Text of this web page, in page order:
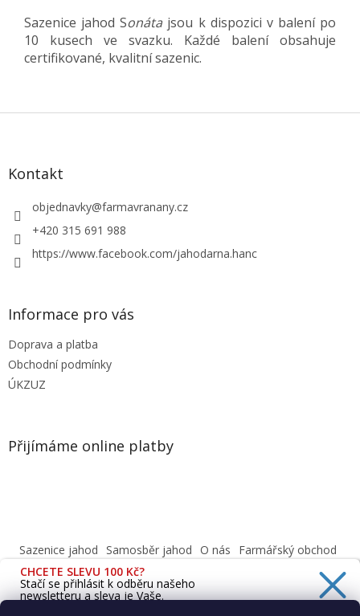
Sazenice jahod Sonáta jsou k dispozici v balení po
10 kusech ve svazku. Každé balení obsahuje
certifikované, kvalitní sazenic.
Z
Kontakt
objednavky@farmavranany.cz
+420 315 691 988
https://www.facebook.com/jahodarna.hanc
Informace pro vás
Doprava a platba
Obchodní podmínky
ÚKZUZ
Přijímáme online platby
Sazenice jahod Samosběr jahod O nás
Farmářský obchod
Obchodní podmínky
Informace o ochraně osobních údajů dle GDPR
Cafenavysluni.cz - Objednat a vyzvednout
CHCETE SLEVU 100 Kč?
Stačí se přihlásit k odběru našeho
newsletteru a sleva je Vaše.